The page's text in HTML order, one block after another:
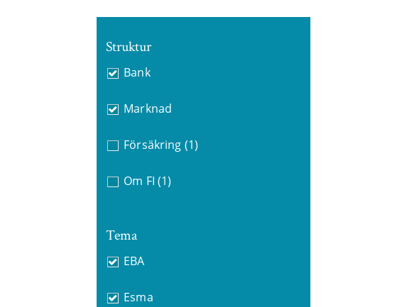
Struktur
Bank
Marknad
Försäkring (1)
Om FI (1)
Tema
EBA
Esma